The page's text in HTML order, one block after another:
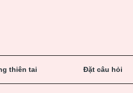
thiên tai Đặt câu hỏi